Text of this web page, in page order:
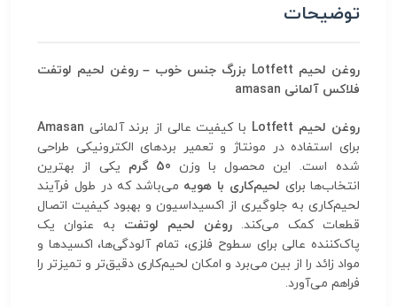
توضیحات
روغن لحیم Lotfett بزرگ جنس خوب – روغن لحیم لوتفت
فلاکس آلمانی amasan
روغن لحیم Lotfett با کیفیت عالی از برند آلمانی Amasan
برای استفاده در مونتاژ و تعمیر بردهای الکترونیکی طراحی
شده است. این محصول با وزن 50 گرم
یکی از بهترین
انتخاب‌ها برای لحیم‌کاری با هویه می‌باشد که در طول فرآیند
لحیم‌کاری به جلوگیری از اکسیداسیون و بهبود کیفیت اتصال
قطعات کمک می‌کند.روغن لحیم لوتفت به عنوان یک
پاک‌کننده عالی برای سطوح فلزی، تمام آلودگی‌ها، اکسیدها و
مواد زائد را از بین می‌برد و امکان لحیم‌کاری دقیق‌تر و تمیزتر را
فراهم می‌آورد.